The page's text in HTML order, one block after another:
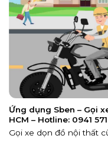
Ứng dụng Sben – Gọi
HCM – Hotline: 0941
Gọi xe dọn đồ nội thất